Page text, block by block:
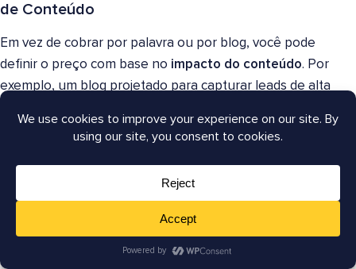
de Conteúdo
Em vez de cobrar por palavra ou por blog, você pode
definir o preço com base no impacto do conteúdo. Por
exemplo, um blog projetado para capturar leads de alta
competitiva tem um preço mais alto devido ao seu
TruSEO Score e Relatórios do AIOSEO
pode demonstrar por que certas peças merecem
preços premium, mostrando seu impacto nos rankings